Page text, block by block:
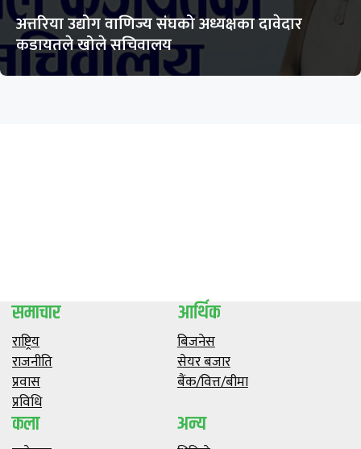
अत्तरिया उद्योग वाणिज्य संघको अध्यक्षका दावेदार
कडायतले खोले सचिवालय
समाचार
राष्ट्रिय
राजनीति
प्रवास
प्रविधि
आर्थिक
बिजनेस
सेयर बजार
बैंक/वित्त/बीमा
कला अन्य